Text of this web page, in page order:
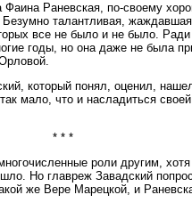
Раневская, по-своему
талантливая,
все не было и не было.
годы, но она даже не была
который понял, оценил,
мало, что и насладиться
* * *
роли другим,
Но главреж Завадский
же Вере Марецкой, и